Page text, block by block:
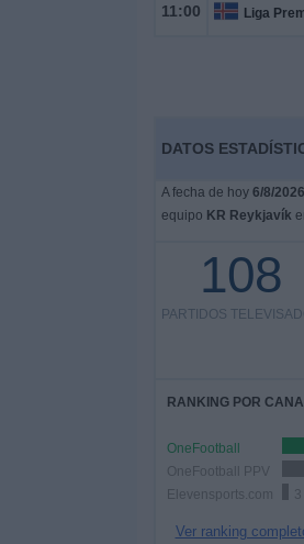
11:00 Liga
DATOS
A fecha de hoy 6/8/2026
equipo KR Reykjavík
108
PARTIDOS
RANKING POR
OneFootball
OneFootball PPV
Elevensports.com
Ver ranking